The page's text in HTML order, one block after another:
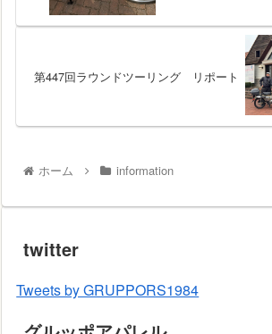
第447回ラウンドツーリング リポート
ホーム information
twitter
Tweets by GRUPPORS1984